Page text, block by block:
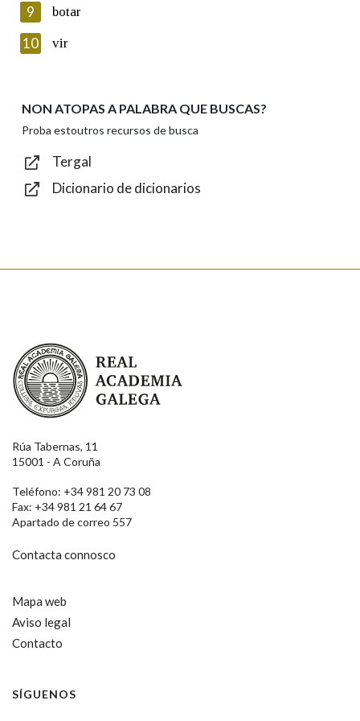
Introduce o código que aparece na imaxe:
Texto de verificación
9 botar
10 vir
NON ATOPAS A PALABRA QUE BUSCAS?
Proba estoutros recursos de busca
Tergal
Dicionario de dicionarios
Real Academia Galega
Rúa Tabernas, 11
15001 - A Coruña
Teléfono: +34 981 20 73 08
Fax: +34 981 21 64 67
Apartado de correo 557
Contacta connosco
Mapa web
Aviso legal
Contacto
SÍGUENOS